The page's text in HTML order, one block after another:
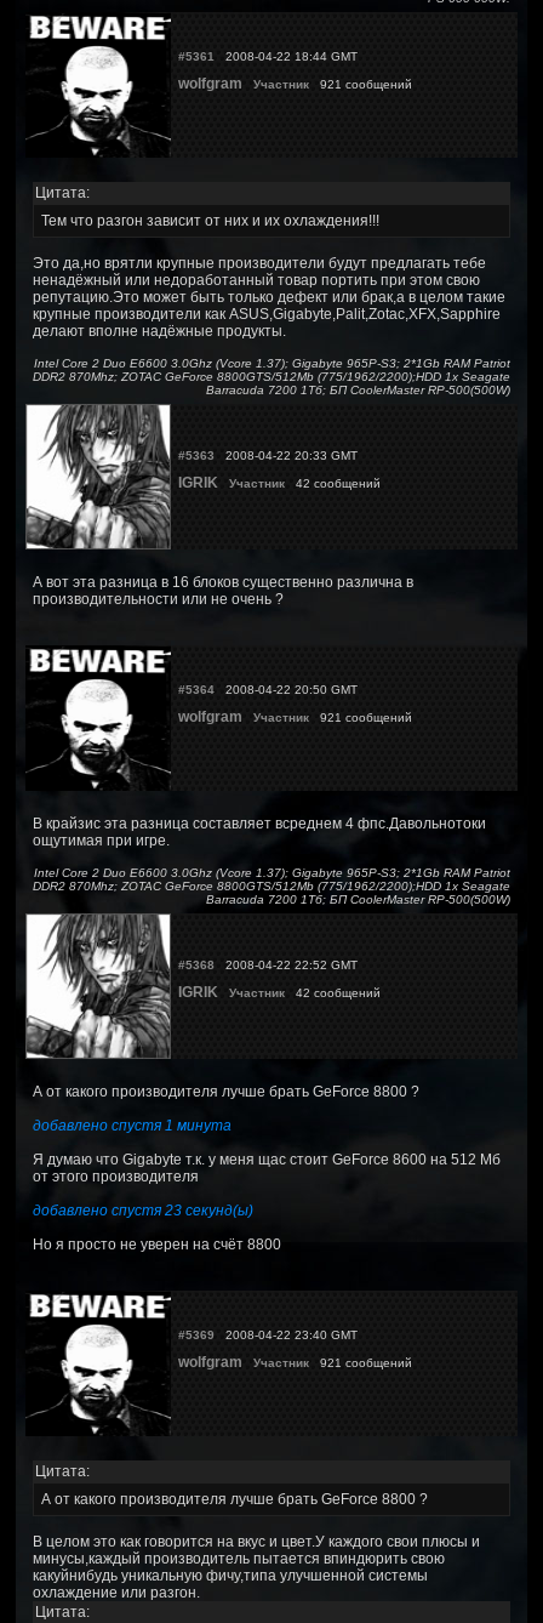
#5361 2008-04-22 18:44 GMT
wolfgram Участник 921 сообщений
Цитата:
Тем что разгон зависит от них и их охлаждения!!!
Это да,но врятли крупные производители будут предлагать тебе
ненадёжный или недоработанный товар портить при этом свою
репутацию.Это может быть только дефект или брак,а в целом такие
крупные производители как ASUS,Gigabyte,Palit,Zotac,XFX,Sapphire
делают вполне надёжные продукты.
Intel Core 2 Duo E6600 3.0Ghz (Vcore 1.37); Gigabyte 965P-S3; 2*1Gb RAM Patriot
DDR2 870Mhz; ZOTAC GeForce 8800GTS/512Mb (775/1962/2200);HDD 1x Seagate
Barracuda 7200 1Тб; БП CoolerMaster RP-500(500W)
#5363 2008-04-22 20:33 GMT
IGRIK Участник 42 сообщений
А вот эта разница в 16 блоков существенно различна в
производительности или не очень ?
#5364 2008-04-22 20:50 GMT
wolfgram Участник 921 сообщений
В крайзис эта разница составляет всреднем 4 фпс.Давольнотоки
ощутимая при игре.
Intel Core 2 Duo E6600 3.0Ghz (Vcore 1.37); Gigabyte 965P-S3; 2*1Gb RAM Patriot
DDR2 870Mhz; ZOTAC GeForce 8800GTS/512Mb (775/1962/2200);HDD 1x Seagate
Barracuda 7200 1Тб; БП CoolerMaster RP-500(500W)
#5368 2008-04-22 22:52 GMT
IGRIK Участник 42 сообщений
А от какого производителя лучше брать GeForce 8800 ?
добавлено спустя 1 минута
Я думаю что Gigabyte т.к. у меня щас стоит GeForce 8600 на 512 Мб
от этого производителя
добавлено спустя 23 секунд(ы)
Но я просто не уверен на счёт 8800
#5369 2008-04-22 23:40 GMT
wolfgram Участник 921 сообщений
Цитата:
А от какого производителя лучше брать GeForce 8800 ?
В целом это как говорится на вкус и цвет.У каждого свои плюсы и
минусы,каждый производитель пытается впиндюрить свою
какуйнибудь уникальную фичу,типа улучшенной системы
охлаждение или разгон.
Цитата: